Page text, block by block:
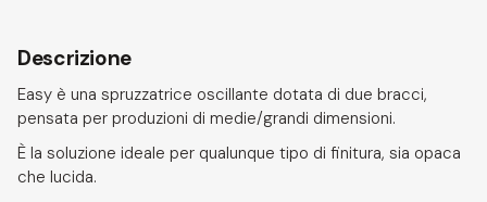
Descrizione
Easy è una spruzzatrice oscillante dotata di due bracci,
pensata per produzioni di medie/grandi dimensioni.
È la soluzione ideale per qualunque tipo di finitura, sia opaca
che lucida.